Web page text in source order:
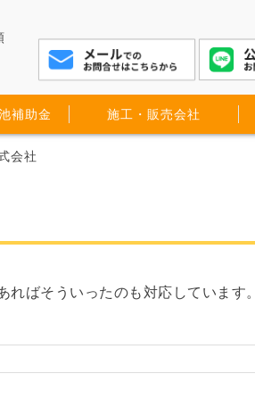
補助金 施工・販売会社
会社
ばそういったのも対応しています。